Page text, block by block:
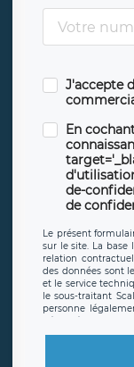
J'accepte
En
de-
de
Le présent
sur le site. La base
relation
des données sont
et le service
le sous-traitant
personne
offrant des
en sollicite la